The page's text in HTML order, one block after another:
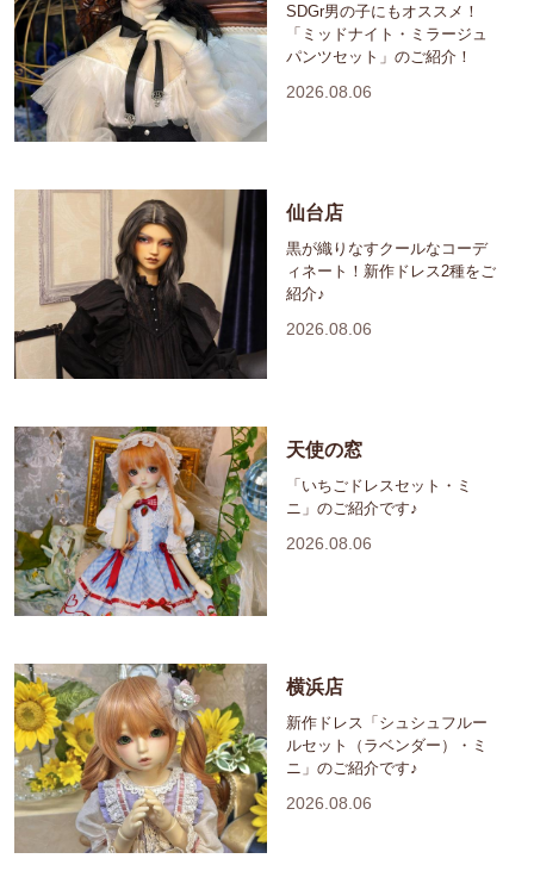
SDGr男の子にもオススメ！
「ミッドナイト・ミラージュ
パンツセット」のご紹介！
2026.08.06
仙台店
黒が織りなすクールなコーデ
ィネート！新作ドレス2種をご
紹介♪
2026.08.06
天使の窓
「いちごドレスセット・ミ
ニ」のご紹介です♪
2026.08.06
横浜店
新作ドレス「シュシュフルー
ルセット（ラベンダー）・ミ
ニ」のご紹介です♪
2026.08.06